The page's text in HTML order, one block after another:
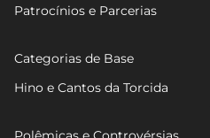
Patrocínios e Parcerias
Categorias de Base
Hino e Cantos da Torcida